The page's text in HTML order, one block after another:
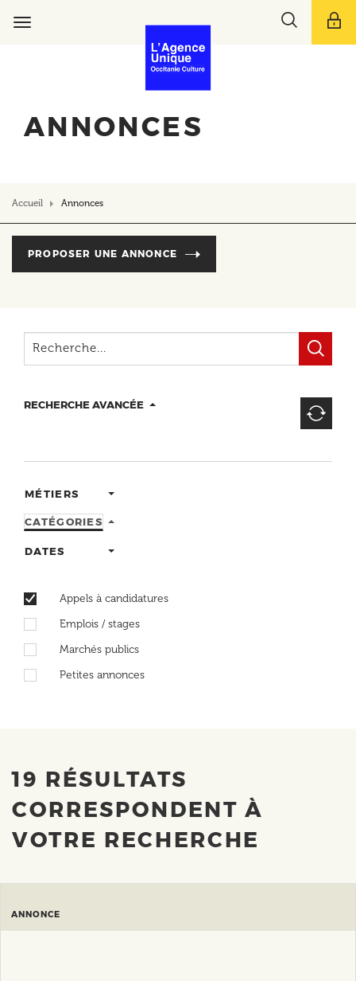
Toggle
ANNONCES
Accueil Annonces
PROPOSER UNE ANNONCE
RECHERCHE AVANCÉE
MÉTIERS
CATÉGORIES
DATES
Appels à candidatures
Emplois / stages
Marchés publics
Petites annonces
19 RÉSULTATS
CORRESPONDENT À
VOTRE RECHERCHE
ANNONCE